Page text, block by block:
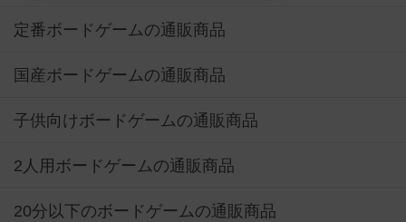
定番ボードゲームの通販商品
国産ボードゲームの通販商品
子供向けボードゲームの通販商品
2人用ボードゲームの通販商品
20分以下のボードゲームの通販商品